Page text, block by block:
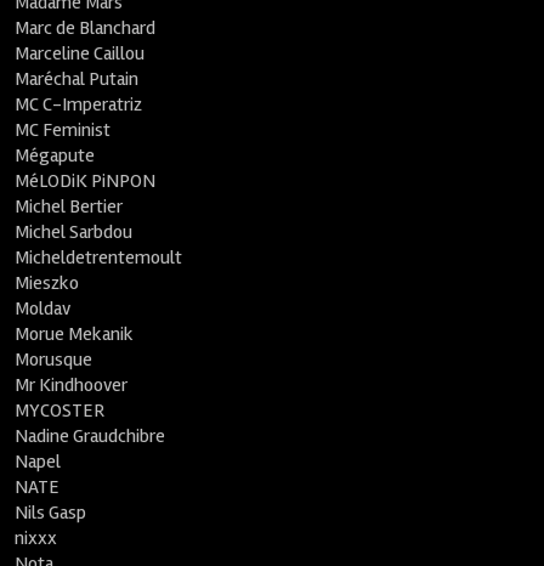
Marc de Blanchard
Marceline Caillou
Maréchal Putain
MC C-Imperatriz
MC Feminist
Mégapute
MéLODiK PiNPON
Michel Bertier
Michel Sarbdou
Micheldetrentemoult
Mieszko
Moldav
Morue Mekanik
Morusque
Mr Kindhoover
MYCOSTER
Nadine Graudchibre
Napel
NATE
Nils Gasp
nixxx